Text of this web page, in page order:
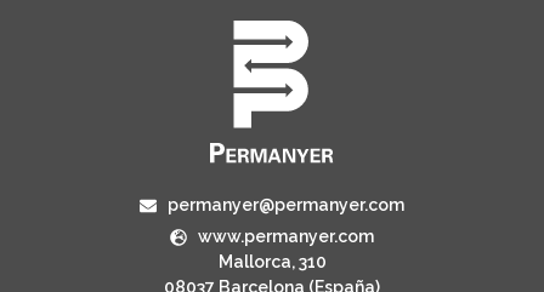
permanyer@permanyer.com
www.permanyer.com
Mallorca, 310
08037 Barcelona (España)